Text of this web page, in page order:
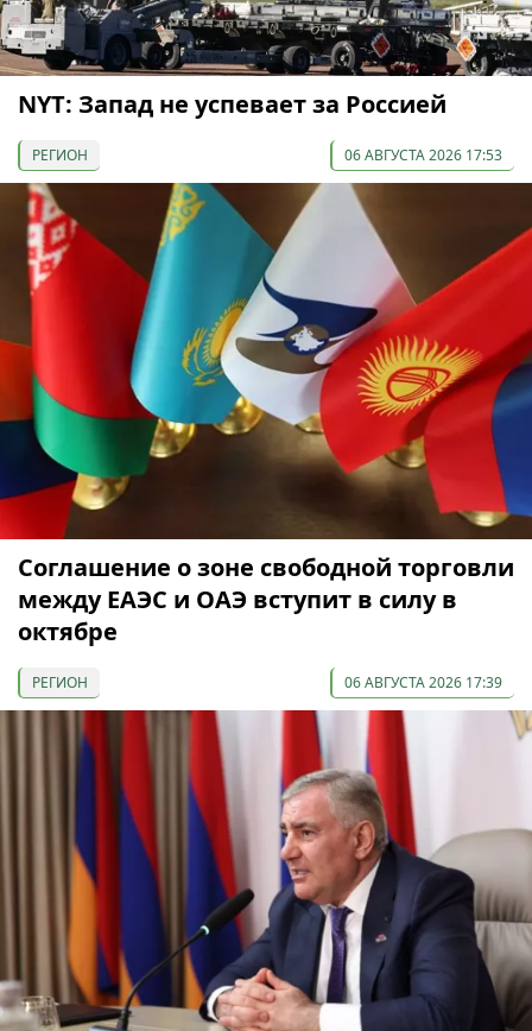
NYT: Запад не успевает за Россией
РЕГИОН 06 АВГУСТА 2026 17:53
Соглашение о зоне свободной торговли
между ЕАЭС и ОАЭ вступит в силу в
октябре
РЕГИОН 06 АВГУСТА 2026 17:39